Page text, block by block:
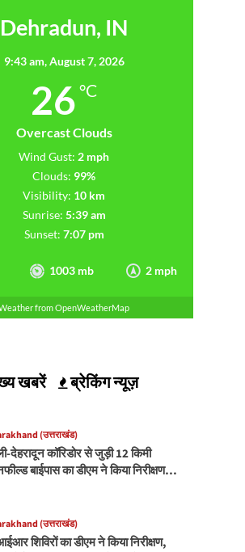
Dehradun, IN
9:43 am,August 7, 2026
26 °C
Overcast Clouds
1003 mb 2 mph
Wind Gust: 2 mph
Clouds: 99%
Visibility: 10 km
Sunrise: 5:39 am
Sunset: 7:07 pm
from OpenWeatherMap
खबरें ब्रेकिंग न्यूज़
(उत्तराखंड)
देहरादून कॉरिडोर से जुड़ी 12 किमी
बाईपास का डीएम ने किया निरीक्षण…
(उत्तराखंड)
शिविरों का डीएम ने किया निरीक्षण,